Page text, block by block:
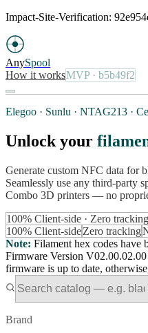
Impact-Site-Verification:
AnySpool
How it worksMVP· b5b49f2
Elegoo · Sunlu · NTAG213 ·
Unlock your
Generate custom NFC data for
Seamlessly use any third-party
Combo 3D printers — no
100% Client-side · Zero tracking
100% Client-sideZero tracking
Note: Filament hex codes have
Firmware Version
firmware is up to date,
Brand